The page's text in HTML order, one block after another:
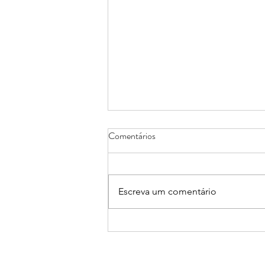
São Luís ganha mais cinco leis de
Comentários
Escreva um comentário